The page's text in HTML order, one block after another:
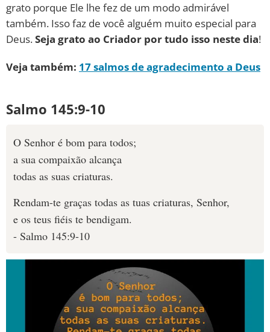
grato porque Ele lhe fez de um modo admirável
também. Isso faz de você alguém muito especial para
Deus.Seja grato ao Criador por tudo isso neste dia!
Veja também: 17 salmos de agradecimento a Deus
Salmo 145:9-10
O Senhor é bom para todos;
a sua compaixão alcança
todas as suas criaturas.
Rendam-te graças todas as tuas criaturas, Senhor,
e os teus fiéis te bendigam.
- Salmo 145:9-10